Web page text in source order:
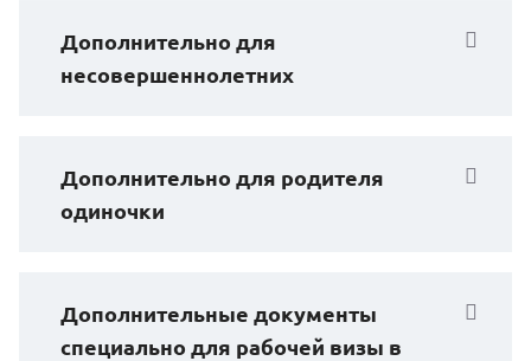
Дополнительно для
несовершеннолетних
Дополнительно для родителя
одиночки
Дополнительные документы
специально для рабочей визы в